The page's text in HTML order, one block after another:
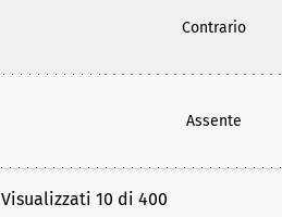
Contrario
Assente
Visualizzati 10 di 400